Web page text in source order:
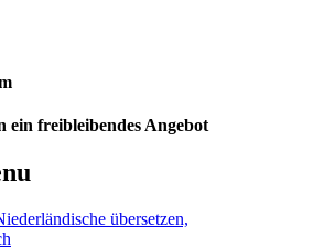
ein freibleibendes Angebot